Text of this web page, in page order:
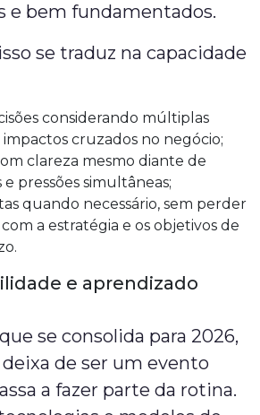
e bem fundamentados.
se traduz na capacidade
considerando múltiplas
impactos cruzados no negócio;
clareza mesmo diante de
pressões simultâneas;
quando necessário, sem perder
a estratégia e os objetivos de
e aprendizado
se consolida para 2026,
de ser um evento
a fazer parte da rotina.